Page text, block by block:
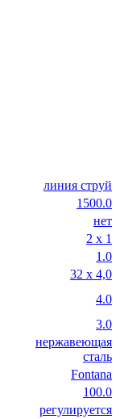
линия струй
1500.0
нет
2 х 1
1.0
32 х 4,0
4.0
3.0
нержавеющая
сталь
Fontana
100.0
регулируется